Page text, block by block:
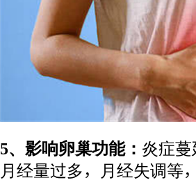
5、影响卵巢功能： 炎症
月经量过多，月经失调等